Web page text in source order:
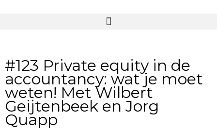
#123 Private equity in de
accountancy: wat je moet
weten! Met Wilbert
Geijtenbeek en Jorg
Quapp